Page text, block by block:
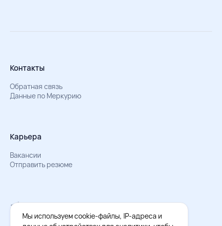
Контакты
Обратная связь
Данные по Меркурию
Карьера
Вакансии
Отправить резюме
Мы в Телеграм
Документы об обработке персональных данных
Охрана труда – результаты СОУТ
Мы используем cookie-файлы, IP-адреса и